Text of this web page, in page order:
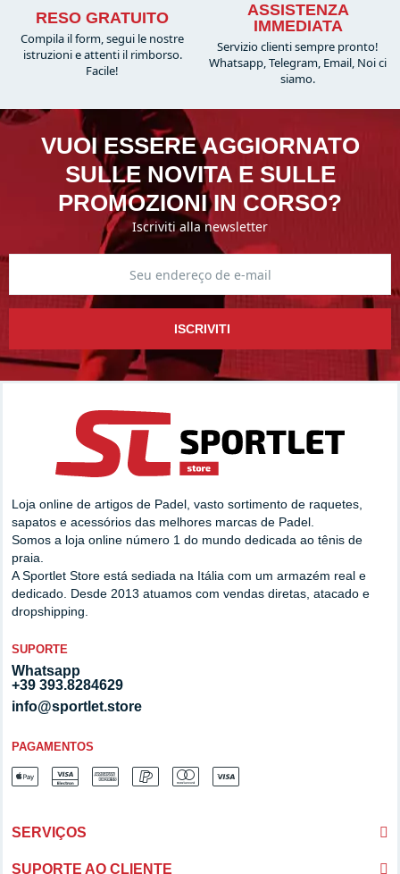
RESO GRATUITO
Compila il form, segui le nostre
istruzioni e attenti il rimborso.
Facile!
ASSISTENZA
IMMEDIATA
Servizio clienti sempre pronto!
Whatsapp, Telegram, Email, Noi ci
siamo.
VUOI ESSERE AGGIORNATO
SULLE NOVITA E SULLE
PROMOZIONI IN CORSO?
Iscriviti alla newsletter
ISCRIVITI
Loja online de artigos de Padel, vasto sortimento de raquetes,
sapatos e acessórios das melhores marcas de Padel.
Somos a loja online número 1 do mundo dedicada ao tênis de
praia.
A Sportlet Store está sediada na Itália com um armazém real e
dedicado. Desde 2013 atuamos com vendas diretas, atacado e
dropshipping.
SUPORTE
Whatsapp
+39 393.8284629
info@sportlet.store
PAGAMENTOS
SERVIÇOS
SUPORTE AO CLIENTE